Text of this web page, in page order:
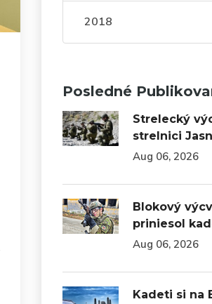
2018
Posledné
Strelecký
strelnici
Aug 06, 2026
Blokový
priniesol
Aug 06, 2026
Kadeti si na